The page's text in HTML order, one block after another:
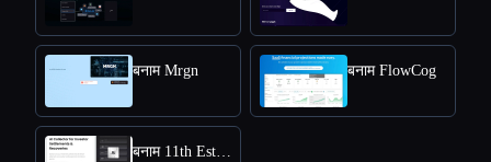
बनाम Mrgn बनाम FlowCog
बनाम 11th Estate